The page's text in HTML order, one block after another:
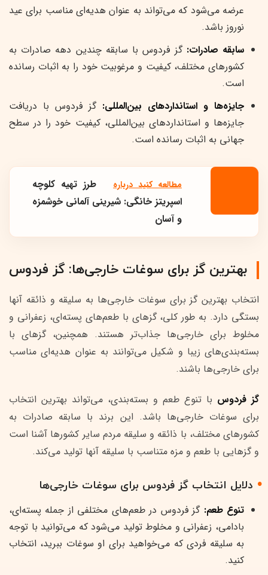
عرضه می‌شود که می‌تواند به عنوان هدیه‌ای مناسب برای عید
نوروز باشد.
سابقه صادرات: گز فردوس با سابقه چندین دهه صادرات به
کشورهای مختلف، کیفیت و مرغوبیت خود را به اثبات رسانده
است.
جایزه‌ها و استانداردهای بین‌المللی: گز فردوس با دریافت
جایزه‌ها و استانداردهای بین‌المللی، کیفیت خود را در سطح
جهانی به اثبات رسانده است.
مطالعه کنید درباره‌
طرز تهیه کلوچه
اسپریتز خانگی: شیرینی آلمانی خوشمزه
و آسان
بهترین گز برای سوغات خارجی‌ها: گز فردوس
انتخاب بهترین گز برای سوغات خارجی‌ها به سلیقه و ذائقه آنها
بستگی دارد. به طور کلی، گزهای با طعم‌های پسته‌ای، زعفرانی و
مخلوط برای خارجی‌ها جذاب‌تر هستند. همچنین، گزهای با
بسته‌بندی‌های زیبا و شکیل می‌توانند به عنوان هدیه‌ای مناسب
برای خارجی‌ها باشند.
گز فردوس با تنوع طعم و بسته‌بندی، می‌تواند بهترین انتخاب
برای سوغات خارجی‌ها باشد. این برند با سابقه صادرات به
کشورهای مختلف، با ذائقه و سلیقه مردم سایر کشورها آشنا است
و گزهایی با طعم و مزه متناسب با سلیقه آنها تولید می‌کند.
دلایل انتخاب گز فردوس برای سوغات خارجی‌ها
تنوع طعم: گز فردوس در طعم‌های مختلفی از جمله پسته‌ای،
بادامی، زعفرانی و مخلوط تولید می‌شود که می‌توانید با توجه
به سلیقه فردی که می‌خواهید برای او سوغات ببرید، انتخاب
کنید.